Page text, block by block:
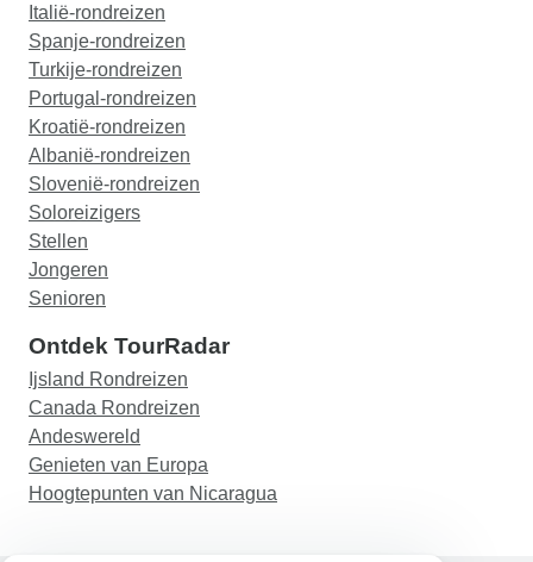
Italië-rondreizen
Spanje-rondreizen
Turkije-rondreizen
Portugal-rondreizen
Kroatië-rondreizen
Albanië-rondreizen
Slovenië-rondreizen
Soloreizigers
Stellen
Jongeren
Senioren
Ontdek TourRadar
Ijsland Rondreizen
Canada Rondreizen
Andeswereld
Genieten van Europa
Hoogtepunten van Nicaragua